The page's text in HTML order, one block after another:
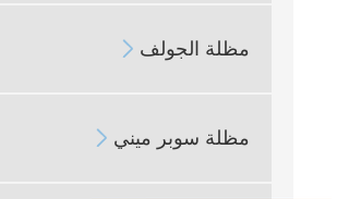
مظلة الجولف 
مظلة سوبر ميني 